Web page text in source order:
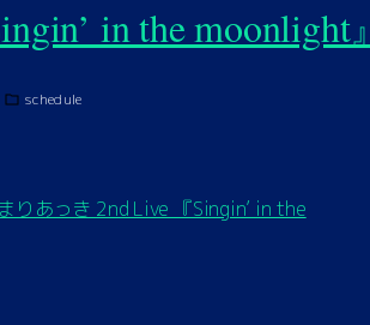
in the moonlight
schedule
りあっき 2nd Live 『Singin’ in the